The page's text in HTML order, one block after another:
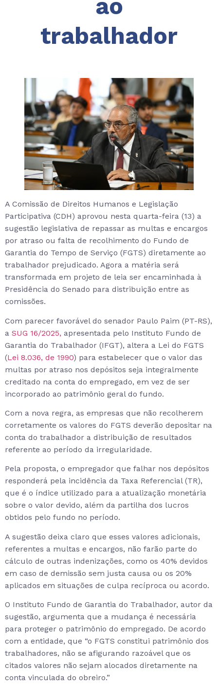
ao
trabalhador
A Comissão de Direitos Humanos e Legislação
Participativa (CDH) aprovou nesta quarta-feira (13) a
sugestão legislativa de repassar as multas e encargos
por atraso ou falta de recolhimento do Fundo de
Garantia do Tempo de Serviço (FGTS) diretamente ao
trabalhador prejudicado. Agora a matéria será
transformada em projeto de leia ser encaminhada à
Presidência do Senado para distribuição entre as
comissões.
Com parecer favorável do senador Paulo Paim (PT-RS),
a SUG 16/2025, apresentada pelo Instituto Fundo de
Garantia do Trabalhador (IFGT), altera a Lei do FGTS
(Lei 8.036, de 1990) para estabelecer que o valor das
multas por atraso nos depósitos seja integralmente
creditado na conta do empregado, em vez de ser
incorporado ao patrimônio geral do fundo.
Com a nova regra, as empresas que não recolherem
corretamente os valores do FGTS deverão depositar na
conta do trabalhador a distribuição de resultados
referente ao período da irregularidade.
Pela proposta, o empregador que falhar nos depósitos
responderá pela incidência da Taxa Referencial (TR),
que é o índice utilizado para a atualização monetária
sobre o valor devido, além da partilha dos lucros
obtidos pelo fundo no período.
A sugestão deixa claro que esses valores adicionais,
referentes a multas e encargos, não farão parte do
cálculo de outras indenizações, como os 40% devidos
em caso de demissão sem justa causa ou os 20%
aplicados em situações de culpa recíproca ou acordo.
O Instituto Fundo de Garantia do Trabalhador, autor da
sugestão, argumenta que a mudança é necessária
para proteger o patrimônio do empregado. De acordo
com a entidade, que “o FGTS constitui patrimônio dos
trabalhadores, não se afigurando razoável que os
citados valores não sejam alocados diretamente na
conta vinculada do obreiro.”